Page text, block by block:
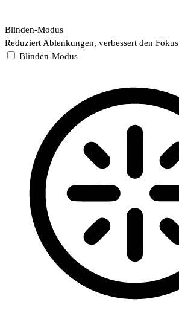
Blinden-Modus
Reduziert Ablenkungen, verbessert den Fokus
Blinden-Modus